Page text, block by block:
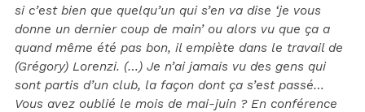
si c’est bien que quelqu’un qui s’en va dise ‘je vous
donne un dernier coup de main’ ou alors vu que ça a
quand même été pas bon, il empiète dans le travail de
(Grégory) Lorenzi. (…) Je n’ai jamais vu des gens qui
sont partis d’un club, la façon dont ça s’est passé…
Vous avez oublié le mois de mai-juin ? En conférence